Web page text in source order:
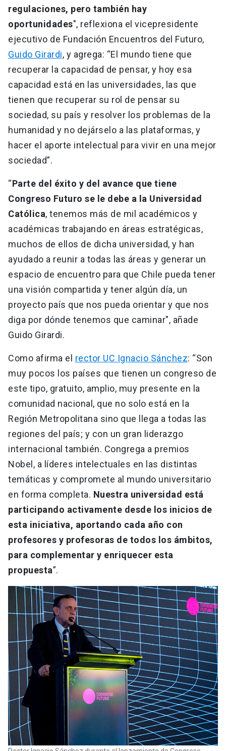
regulaciones, pero también hay
oportunidades", reflexiona el vicepresidente
ejecutivo de Fundación Encuentros del Futuro,
Guido Girardi, y agrega: “El mundo tiene que
recuperar la capacidad de pensar, y hoy esa
capacidad está en las universidades, las que
tienen que recuperar su rol de pensar su
sociedad, su país y resolver los problemas de la
humanidad y no dejárselo a las plataformas, y
hacer el aporte intelectual para vivir en una mejor
sociedad”.
“Parte del éxito y del avance que tiene
Congreso Futuro se le debe a la Universidad
Católica, tenemos más de mil académicos y
académicas trabajando en áreas estratégicas,
muchos de ellos de dicha universidad, y han
ayudado a reunir a todas las áreas y generar un
espacio de encuentro para que Chile pueda tener
una visión compartida y tener algún día, un
proyecto país que nos pueda orientar y que nos
diga por dónde tenemos que caminar", añade
Guido Girardi.
Como afirma el rector UC Ignacio Sánchez: “Son
muy pocos los países que tienen un congreso de
este tipo, gratuito, amplio, muy presente en la
comunidad nacional, que no solo está en la
Región Metropolitana sino que llega a todas las
regiones del país; y con un gran liderazgo
internacional también. Congrega a premios
Nobel, a líderes intelectuales en las distintas
temáticas y compromete al mundo universitario
en forma completa. Nuestra universidad está
participando activamente desde los inicios de
esta iniciativa, aportando cada año con
profesores y profesoras de todos los ámbitos,
para complementar y enriquecer esta
propuesta”.